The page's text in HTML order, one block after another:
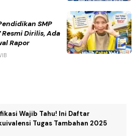
SMP
Dirilis, Ada
Rapor
Wajib Tahu! Ini Daftar
Tugas Tambahan 2025